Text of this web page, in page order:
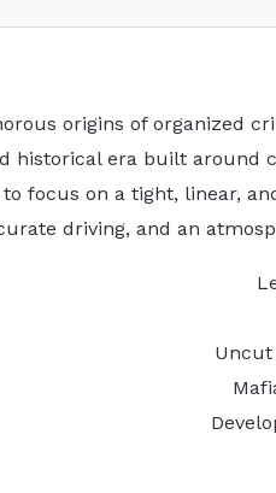
origins of organized
historical era built around
focus on a tight, linear,
driving, and an
Uncut